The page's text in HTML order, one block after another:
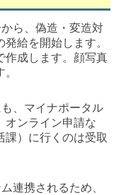
ら、偽造・変造対
給を開始します。
作成します。顔写真
、マイナポータル
オンライン申請な
課）に行くのは受取
連携されるため、